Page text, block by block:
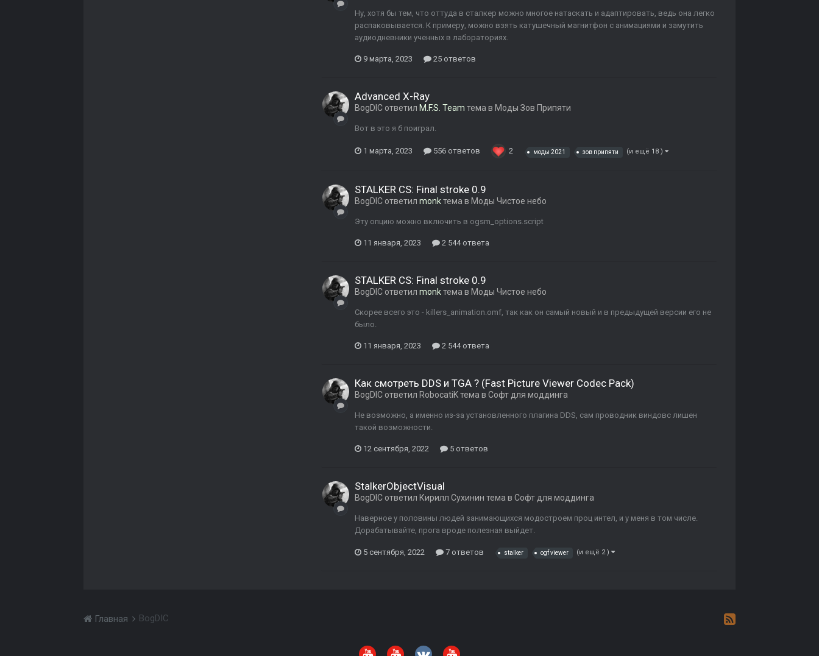
Ну, хотя бы тем, что оттуда в сталкер можно многое натаскать и адаптировать, ведь она легко
распаковывается. К примеру, можно взять катушечный магнитфон с анимациями и замутить
аудиодневники ученных в лабораториях.
9 марта, 2023 25 ответов
Advanced X-Ray
BogDIC ответил M.F.S. Team тема в Моды Зов Припяти
Вот в это я б поиграл.
1 марта, 2023 556 ответов 2 моды 2021 зов припяти (и ещё 18 )
STALKER CS: Final stroke 0.9
BogDIC ответил monkтема в Моды Чистое небо
Эту опцию можно включить в ogsm_options.script
11 января, 2023 2 544 ответа
STALKER CS: Final stroke 0.9
BogDIC ответил monkтема в Моды Чистое небо
Скорее всего это - killers_animation.omf, так как он самый новый и в предыдущей версии его не
было.
11 января, 2023 2 544 ответа
Как смотреть DDS и TGA ? (Fast Picture Viewer Codec Pack)
BogDIC ответил RobocatiKтема в Софт для моддинга
Не возможно, а именно из-за установленного плагина DDS, сам проводник виндовс лишен
такой возможности.
12 сентября, 2022 5 ответов
StalkerObjectVisual
BogDIC ответил Кирилл Сухинин тема в Софт для моддинга
Наверное у половины людей занимающихся модостроем проц интел, и у меня в том числе.
Дорабатывайте, прога вроде полезная выйдет.
5 сентября, 2022 7 ответов stalker ogf viewer (и ещё 2 )
Главная BogDIC